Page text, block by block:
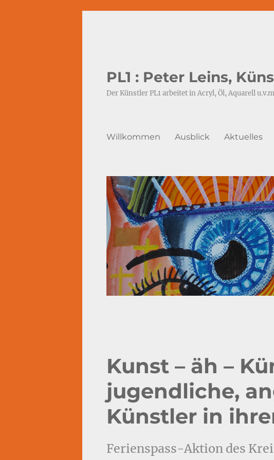
PL1 : Peter Leins,
Der Künstler PL1 arbeitet in Acryl, Öl, Aquarell
Willkommen Ausblick Aktuelles
Kunst – äh –
jugendliche,
Künstler in
Ferienspass-Aktion des